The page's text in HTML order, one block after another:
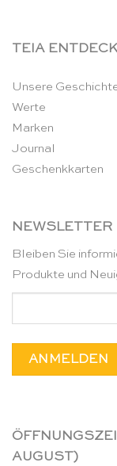
TEIA
Unsere
Werte
Marken
Journal
Geschenkkarten
NEWSLETTER
Bleiben Sie
Produkte und
AUGUST)